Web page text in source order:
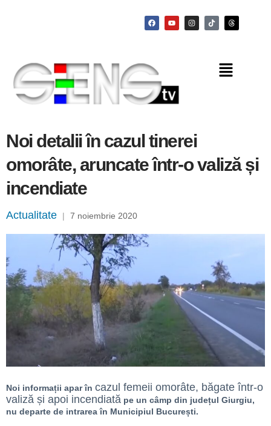
Noi detalii în cazul tinerei
omorâte, aruncate într-o valiză și
incendiate
Actualitate | 7 noiembrie 2020
Noi informații apar în cazul femeii omorâte, băgate într-o
valiză și apoi incendiată pe un câmp din județul Giurgiu,
nu departe de intrarea în Municipiul București.